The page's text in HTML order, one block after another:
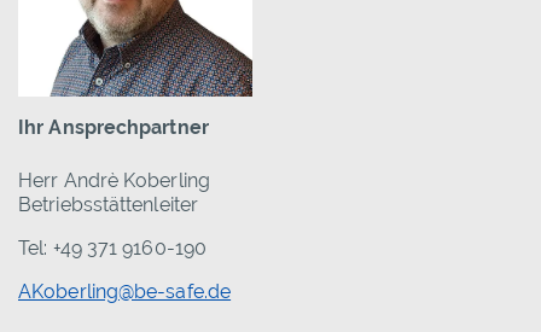
Ihr Ansprechpartner
Herr Andrè Koberling
Betriebsstättenleiter
Tel: +49 371 9160-190
AKoberling@be-safe.de